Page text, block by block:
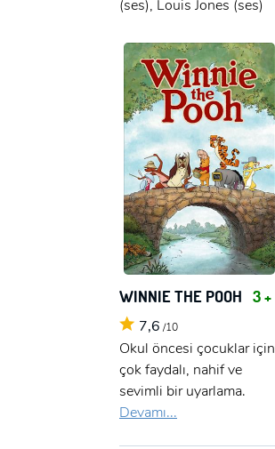
(ses), Louis Jones (ses)
WINNIE THE POOH 3 +
7,6 /10
Okul öncesi çocuklar için
çok faydalı, nahif ve
sevimli bir uyarlama.
Devamı...